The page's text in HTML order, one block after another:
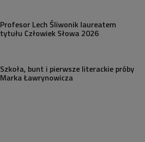
Profesor Lech Śliwonik laureatem
tytułu Człowiek Słowa 2026
Szkoła, bunt i pierwsze literackie próby
Marka Ławrynowicza